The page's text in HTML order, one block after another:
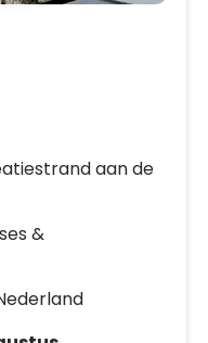
aan de
&